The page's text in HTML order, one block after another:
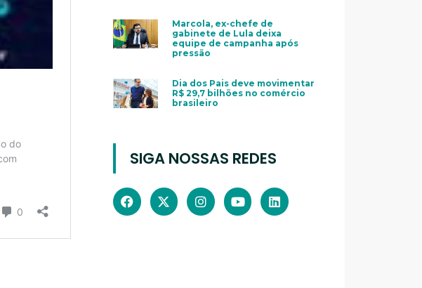
Marcola, ex-chefe de
gabinete de Lula deixa
equipe de campanha após
pressão
Dia dos Pais deve movimentar
R$ 29,7 bilhões no comércio
brasileiro
SIGA NOSSAS REDES